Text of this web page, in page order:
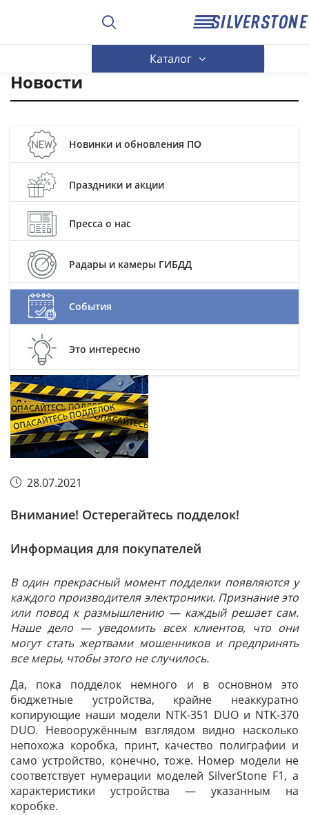
Каталог
Новости
Новинки и обновления ПО
Праздники и акции
Пресса о нас
Радары и камеры ГИБДД
События
Это интересно
28.07.2021
Внимание! Остерегайтесь подделок!
Информация для покупателей
В один прекрасный момент подделки появляются у
каждого производителя электроники. Признание это
или повод к размышлению — каждый решает сам.
Наше дело — уведомить всех клиентов, что они
могут стать жертвами мошенников и предпринять
все меры, чтобы этого не случилось.
Да, пока подделок немного и в основном это
бюджетные устройства, крайне неаккуратно
копирующие наши модели NTK-351 DUO и NTK-370
DUO. Невооружённым взглядом видно насколько
непохожа коробка, принт, качество полиграфии и
само устройство, конечно, тоже. Номер модели не
соответствует нумерации моделей SilverStone F1, а
характеристики устройства — указанным на
коробке.